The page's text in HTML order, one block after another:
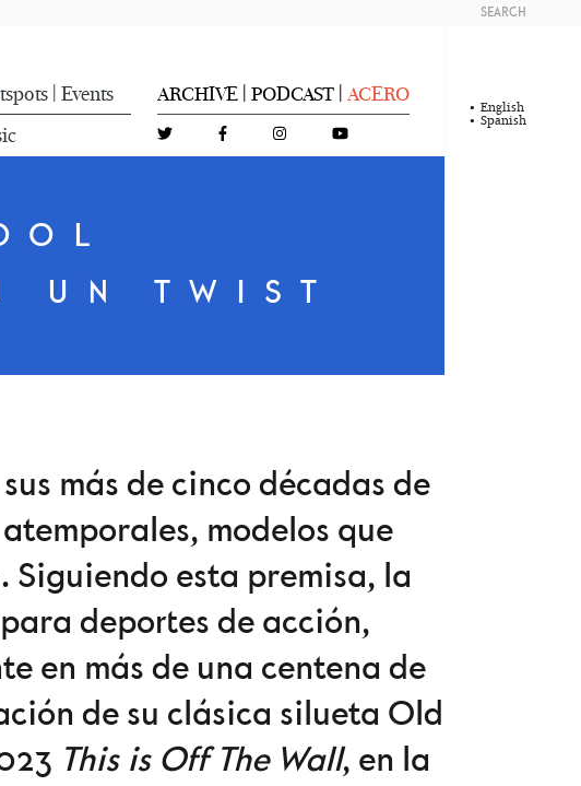
Events ARCHIVE PODCAST ACERO
SEARCH
English
Spanish
UN TWIST
más de cinco décadas de
modelos que
esta premisa, la
deportes de acción,
en más de una centena de
de su clásica silueta Old
This is Off The Wall, en la